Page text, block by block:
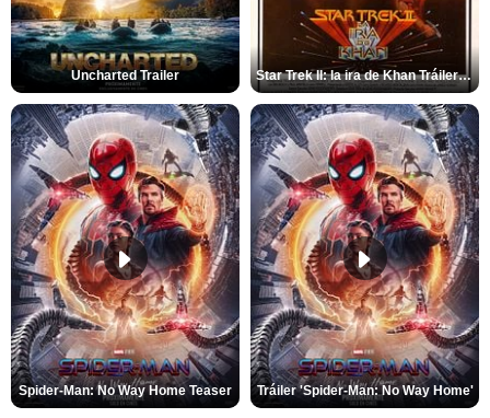
Uncharted Trailer Star Trek II: la ira de Khan Tráiler VO
Spider-Man: No Way Home Teaser Tráiler 'Spider-Man: No Way Home'